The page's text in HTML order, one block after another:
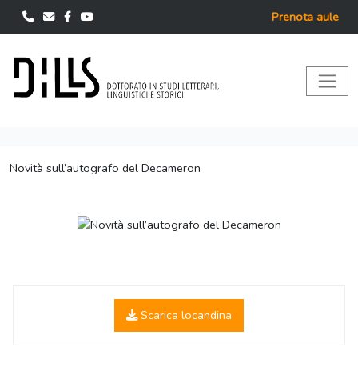
Prenota aule
Novità sull’autografo del Decameron
Scarica locandina